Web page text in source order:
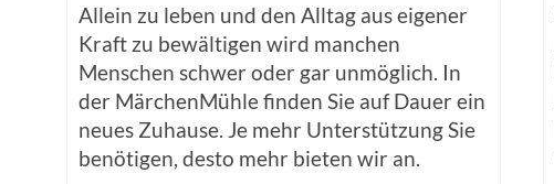
Allein zu leben und den Alltag aus eigener
Kraft zu bewältigen wird manchen
Menschen schwer oder gar unmöglich. In
der MärchenMühle finden Sie auf Dauer ein
neues Zuhause. Je mehr Unterstützung Sie
benötigen, desto mehr bieten wir an.